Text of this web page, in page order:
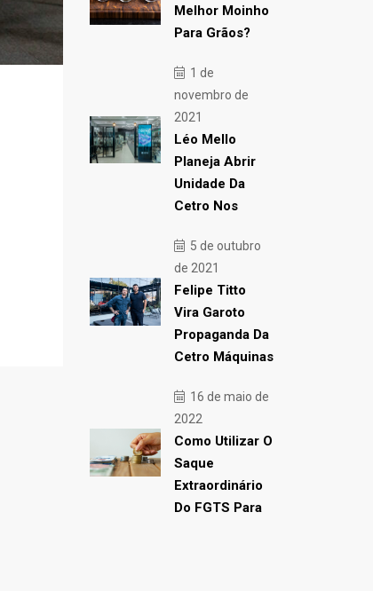
Melhor Moinho
Para Grãos?
1 de
novembro de
2021
Léo Mello
Planeja Abrir
Unidade Da
Cetro Nos
5 de outubro
de 2021
Felipe Titto
Vira Garoto
Propaganda Da
Cetro Máquinas
16 de maio de
2022
Como Utilizar O
Saque
Extraordinário
Do FGTS Para